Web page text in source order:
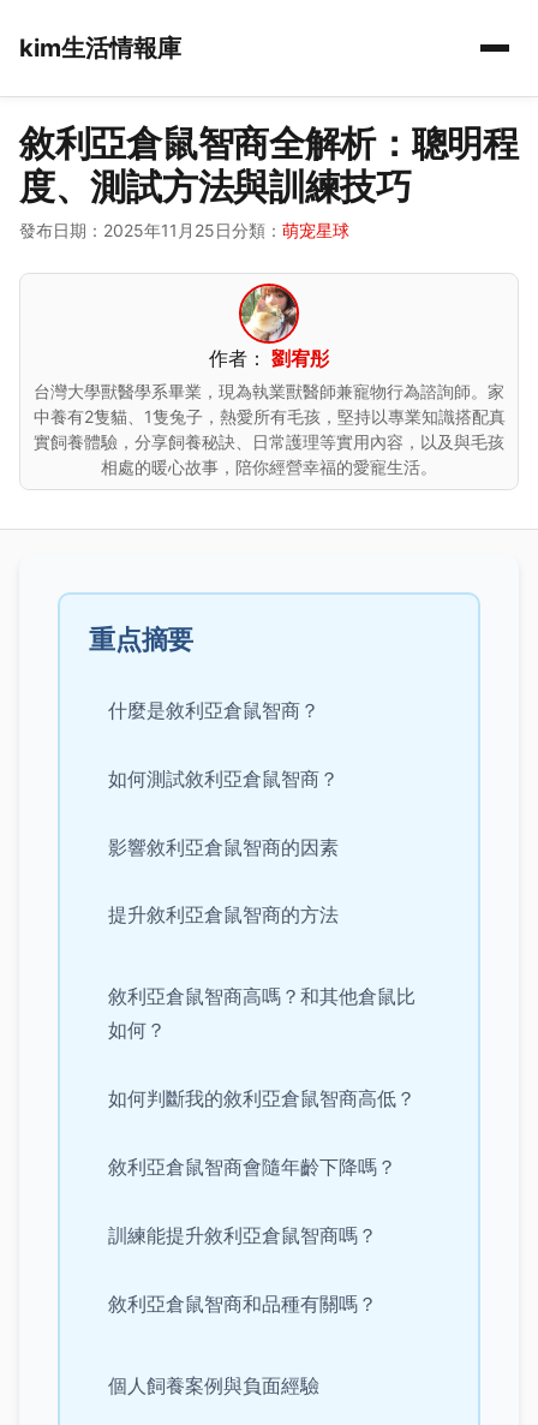
kim生活情報庫
敘利亞倉鼠智商全解析：聰明程
度、測試方法與訓練技巧
發布日期：2025年11月25日分類： 萌宠星球
作者： 劉宥彤
台灣大學獸醫學系畢業，現為執業獸醫師兼寵物行為諮詢師。家
中養有2隻貓、1隻兔子，熱愛所有毛孩，堅持以專業知識搭配真
實飼養體驗，分享飼養秘訣、日常護理等實用內容，以及與毛孩
相處的暖心故事，陪你經營幸福的愛寵生活。
重点摘要
什麼是敘利亞倉鼠智商？
如何測試敘利亞倉鼠智商？
影響敘利亞倉鼠智商的因素
提升敘利亞倉鼠智商的方法
敘利亞倉鼠智商高嗎？和其他倉鼠比
如何？
如何判斷我的敘利亞倉鼠智商高低？
敘利亞倉鼠智商會隨年齡下降嗎？
訓練能提升敘利亞倉鼠智商嗎？
敘利亞倉鼠智商和品種有關嗎？
個人飼養案例與負面經驗